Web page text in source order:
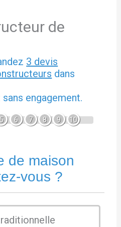
de
3 devis
dans
engagement.
5 6 7 8 9 10
de maison
vous ?